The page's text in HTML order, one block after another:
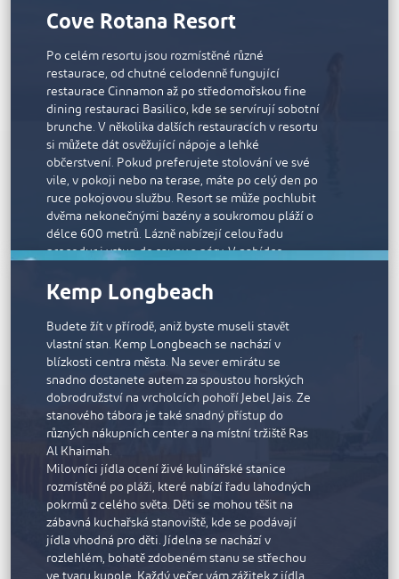
pracují s luxusními značkami ESPA a Natura Bissé,
příjemné odpoledne plné hýčkání. K dispozici je
také fitness centrum se základními potřebami
včetně posilovacích strojů a crossového trenažéru.
Cove Rotana Resort
Po celém resortu jsou rozmístěné různé
restaurace, od chutné celodenně fungující
restaurace Cinnamon až po středomořskou fine
dining restauraci Basilico, kde se servírují sobotní
brunche. V několika dalších restauracích v resortu
si můžete dát osvěžující nápoje a lehké
občerstvení. Pokud preferujete stolování ve své
vile, v pokoji nebo na terase, máte po celý den po
ruce pokojovou službu. Resort se může pochlubit
dvěma nekonečnými bazény a soukromou pláží o
délce 600 metrů. Lázně nabízejí celou řadu
procedur i vstup do sauny a páry. V nabídce
nechybí ani pravidelná zábava pro rodiny s dětmi,
nabídka vodních sportů, dětský bazén a celá řada
fitness aktivit.
Kemp Longbeach
Budete žít v přírodě, aniž byste museli stavět
vlastní stan. Kemp Longbeach se nachází v
blízkosti centra města. Na sever emirátu se
snadno dostanete autem za spoustou horských
dobrodružství na vrcholcích pohoří Jebel Jais. Ze
stanového tábora je také snadný přístup do
různých nákupních center a na místní tržiště Ras
Al Khaimah.
Milovníci jídla ocení živé kulinářské stanice
rozmístěné po pláži, které nabízí řadu lahodných
pokrmů z celého světa. Děti se mohou těšit na
zábavná kuchařská stanoviště, kde se podávají
jídla vhodná pro děti. Jídelna se nachází v
rozlehlém, bohatě zdobeném stanu se střechou